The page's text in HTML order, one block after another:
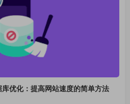
进的网站构建器
编辑神器页面生
模板编辑生成器
商模板编辑工具
/ v3.28.x
进的网站构建器
编辑神器页面生
模板编辑生成器
v3.30.0 /
/ v3.28.x
进的网站构建器
编辑神器页面生
商模板编辑工具
Advanced
/ v6.5.1 /
/ v6.4.0.1
专业版
优化：提高网站速度的简单方法